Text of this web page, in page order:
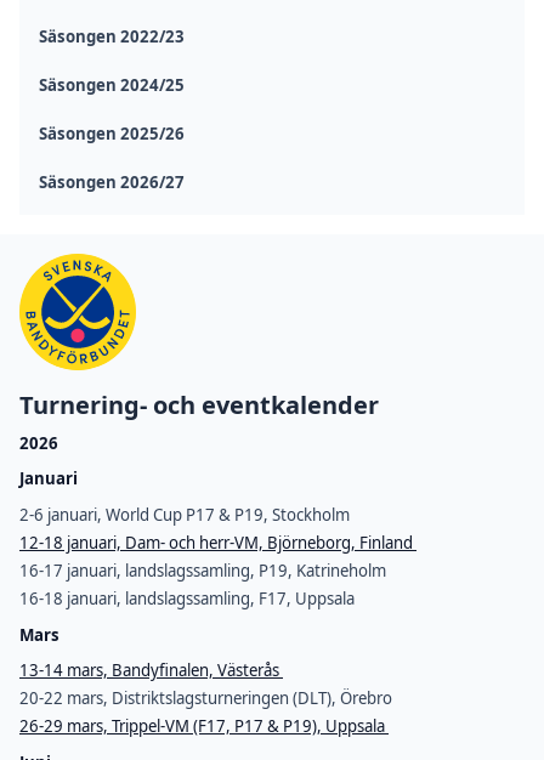
Säsongen 2022/23
Säsongen 2024/25
Säsongen 2025/26
Säsongen 2026/27
Turnering- och eventkalender
2026
Januari
2-6 januari, World Cup P17 & P19, Stockholm
12-18 januari, Dam- och herr-VM, Björneborg, Finland
16-17 januari, landslagssamling, P19, Katrineholm
16-18 januari, landslagssamling, F17, Uppsala
Mars
13-14 mars, Bandyfinalen, Västerås
20-22 mars, Distriktslagsturneringen (DLT), Örebro
26-29 mars, Trippel-VM (F17, P17 & P19), Uppsala